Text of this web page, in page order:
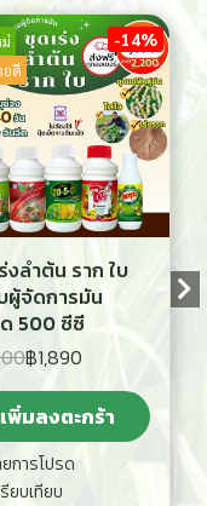
ยดี
-14%
งลำต้น ราก ใบ
ผู้จัดการมัน
500 ซีซี
฿1,890
เพิ่มลงตะกร้า
การโปรด
ยบเทียบ